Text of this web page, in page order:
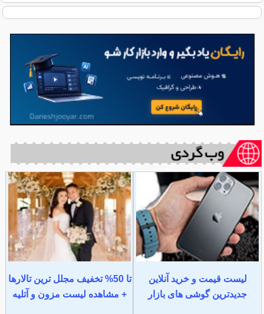
لیست قیمت و خرید آنلاین
جدیدترین گوشی های بازار
تا 50% تخفیف مجلل ترین تالارها
+ مشاهده لیست مزون و آتلیه